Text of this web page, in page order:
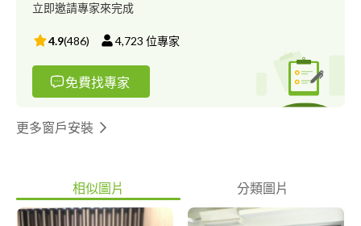
立即邀請專家來完成
4.9(486) 4,723 位專家
免費找專家
更多窗戶安裝
相似圖片 分類圖片